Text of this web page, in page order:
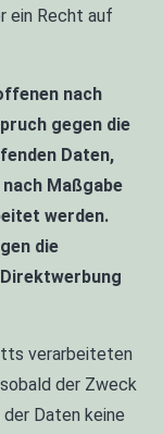
ein Recht auf
nach
gegen die
Daten,
Maßgabe
werden.
die
verarbeiteten
der Zweck
Daten keine